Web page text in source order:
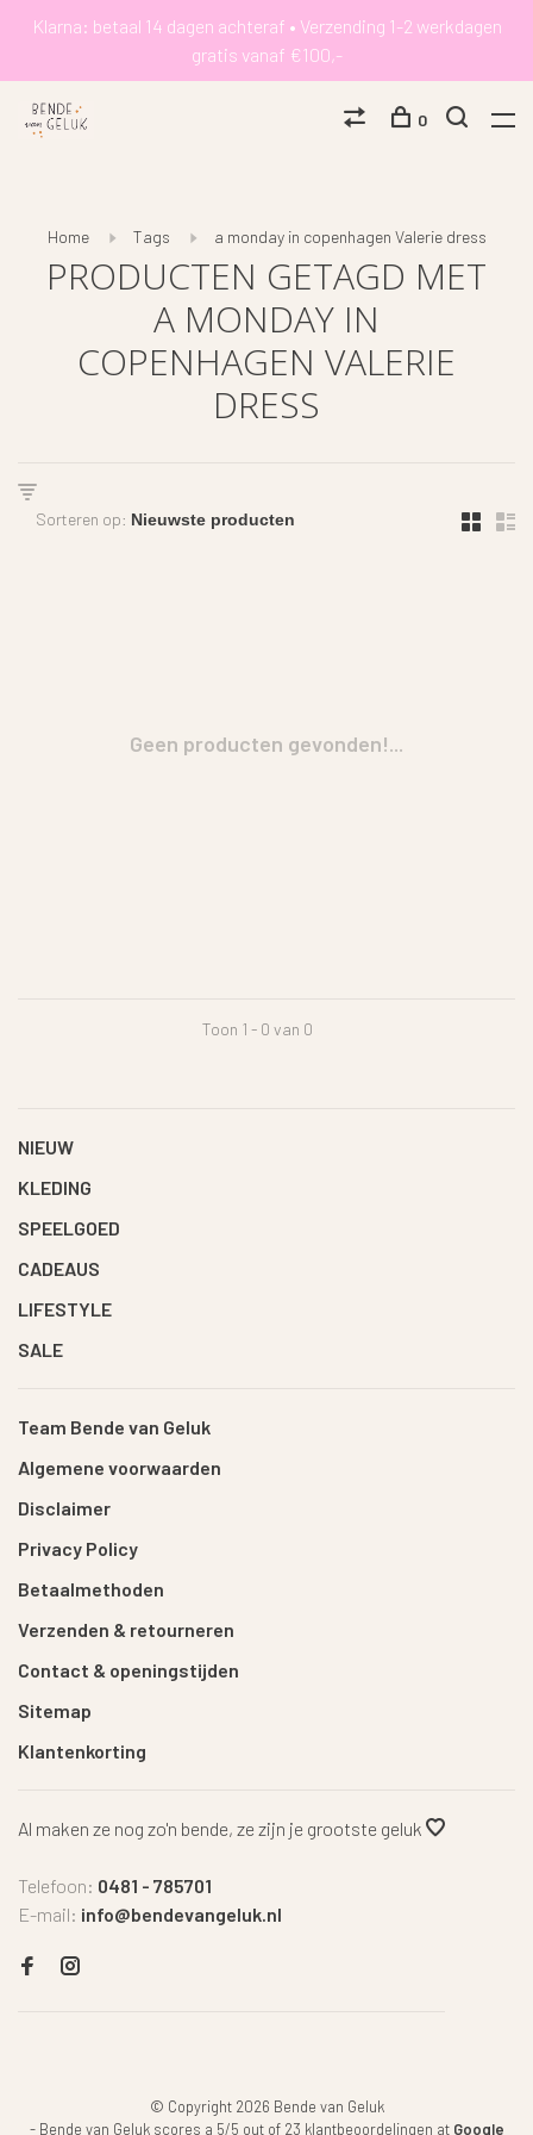
Klarna: betaal 14 dagen achteraf • Verzending 1-2 werkdagen
gratis vanaf €100,-
0
Home Tags a monday in copenhagen Valerie dress
PRODUCTEN GETAGD MET
A MONDAY IN
COPENHAGEN VALERIE
DRESS
Sorteren op:
Geen producten gevonden!...
Toon 1 - 0 van 0
NIEUW
KLEDING
SPEELGOED
CADEAUS
LIFESTYLE
SALE
Team Bende van Geluk
Algemene voorwaarden
Disclaimer
Privacy Policy
Betaalmethoden
Verzenden & retourneren
Contact & openingstijden
Sitemap
Klantenkorting
Al maken ze nog zo'n bende, ze zijn je grootste geluk
Telefoon: 0481 - 785701
E-mail: info@bendevangeluk.nl
© Copyright 2026 Bende van Geluk
- Bende van Geluk scores a 5/5 out of 23 klantbeoordelingen at Google